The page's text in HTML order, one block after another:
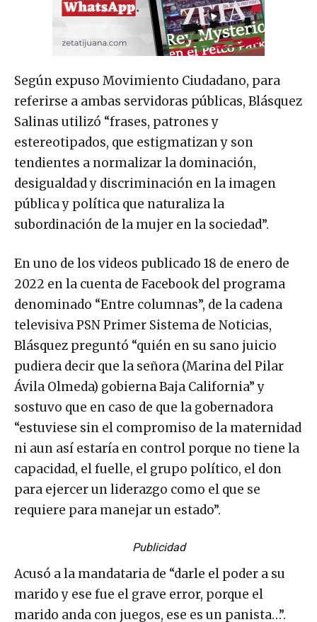
Según expuso Movimiento Ciudadano, para
referirse a ambas servidoras públicas, Blásquez
Salinas utilizó “frases, patrones y
estereotipados, que estigmatizan y son
tendientes a normalizar la dominación,
desigualdad y discriminación en la imagen
pública y política que naturaliza la
subordinación de la mujer en la sociedad”.
En uno de los videos publicado 18 de enero de
2022 en la cuenta de Facebook del programa
denominado “Entre columnas”, de la cadena
televisiva PSN Primer Sistema de Noticias,
Blásquez preguntó “quién en su sano juicio
pudiera decir que la señora (Marina del Pilar
Ávila Olmeda) gobierna Baja California” y
sostuvo que en caso de que la gobernadora
“estuviese sin el compromiso de la maternidad
ni aun así estaría en control porque no tiene la
capacidad, el fuelle, el grupo político, el don
para ejercer un liderazgo como el que se
requiere para manejar un estado”.
Publicidad
Acusó a la mandataria de “darle el poder a su
marido y ese fue el grave error, porque el
marido anda con juegos, ese es un panista…”.